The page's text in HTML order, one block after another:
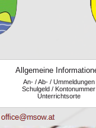
Allgemeine
An- / Ab- / Ummeldungen
Schulgeld / Kontonummer
Unterrichtsorte